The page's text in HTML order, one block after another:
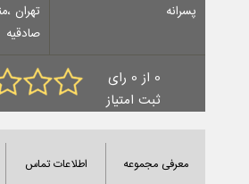
پسرانه
صادقیه
0 از 0 رای
ثبت امتیاز
معرفی مجموعه اطلاعات تماس